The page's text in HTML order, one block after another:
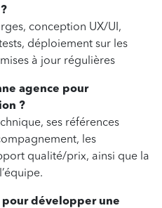
conception UX/UI,
déploiement sur les
à jour régulières
agence pour
?
ses références
les
qualité/prix, ainsi que la
développer une